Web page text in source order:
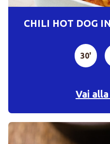
CHILI HOT DOG
30'
Vai